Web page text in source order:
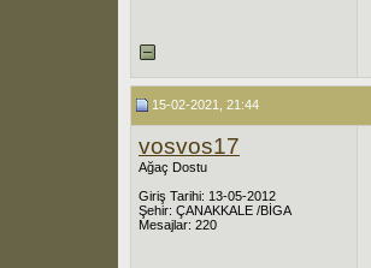
15-02-2021, 21:44
vosvos17
Ağaç Dostu
Giriş Tarihi: 13-05-2012
Şehir: ÇANAKKALE /BİGA
Mesajlar: 220